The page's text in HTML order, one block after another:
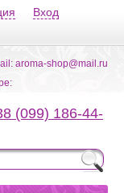
Вход
(099) 186-44-
aroma-shop@mail.ru